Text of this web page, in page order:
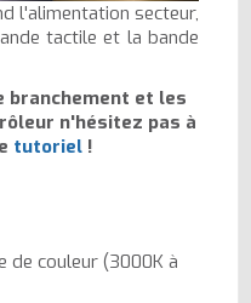
l'alimentation secteur,
tactile et la bande
branchement et les
n'hésitez pas à
tutoriel !
de couleur (3000K à